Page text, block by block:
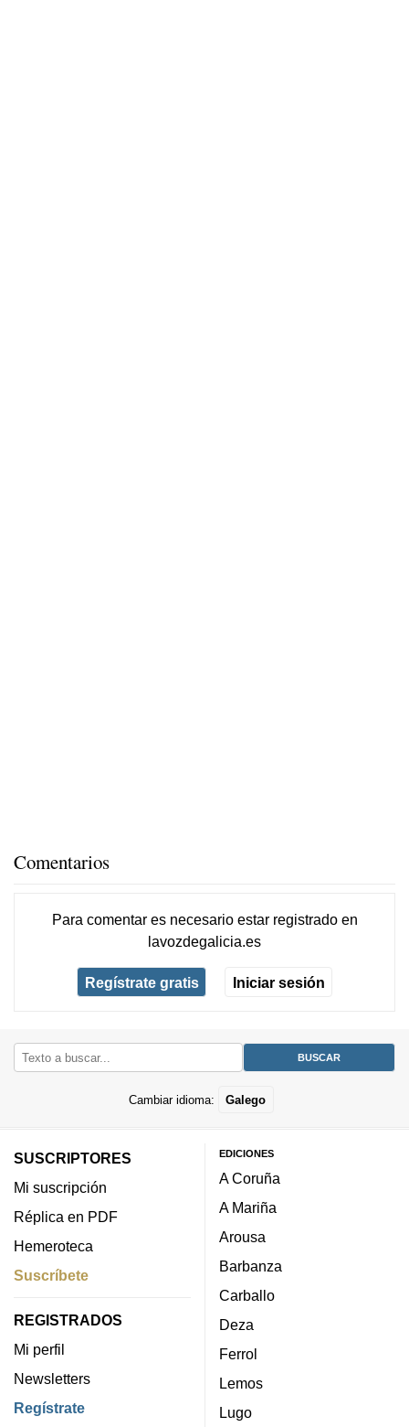
Comentarios
Para comentar es necesario estar registradoen
lavozdegalicia.es
Regístrate gratis Iniciar sesión
Cambiar idioma: Galego
SUSCRIPTORES
Mi suscripción
Réplica en PDF
Hemeroteca
Suscríbete
REGISTRADOS
Mi perfil
Newsletters
Regístrate
EDICIONES
A Coruña
A Mariña
Arousa
Barbanza
Carballo
Deza
Ferrol
Lemos
Lugo